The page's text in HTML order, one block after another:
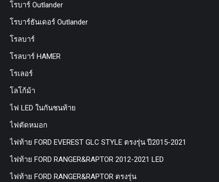
โรบาร์ Outlander
โรบาร์ธันเดอร์ Outlander
โรลบาร์
โรลบาร์ HAMER
โรเลอร์
โลโก้ม้า
ไฟ LED ในกันชนท้าย
ไฟตัดหมอก
ไฟท้าย FORD EVEREST GLC STYLE ตรงรุ่น ปี2015-2021
ไฟท้าย FORD RANGER&RAPTOR 2012-2021 LED
ไฟท้าย FORD RANGER&RAPTOR ตรงรุ่น